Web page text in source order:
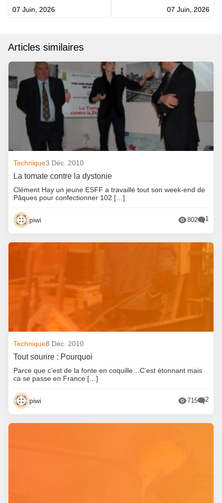
07 Juin, 2026
07 Juin, 2026
Articles similaires
Technique3 Déc. 2010
La tomate contre la dystonie
Clément Hay un jeune ESFF a travaillé tout son week-end de
Pâques pour confectionner 102 […]
piwi 802 1
Technique8 Déc. 2010
Tout sourire : Pourquoi
Parce que c’est de la fonte en coquille…C’est étonnant mais
ca se passe en France […]
piwi 715 2